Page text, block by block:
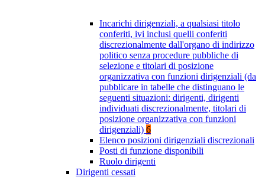
Incarichi dirigenziali, a qualsiasi titolo
conferiti, ivi inclusi quelli conferiti
discrezionalmente dall'organo di indirizzo
politico senza procedure pubbliche di
selezione e titolari di posizione
organizzativa con funzioni dirigenziali (da
pubblicare in tabelle che distinguano le
seguenti situazioni: dirigenti, dirigenti
individuati discrezionalmente, titolari di
posizione organizzativa con funzioni
dirigenziali) 6
Elenco posizioni dirigenziali discrezionali
Posti di funzione disponibili
Ruolo dirigenti
Dirigenti cessati